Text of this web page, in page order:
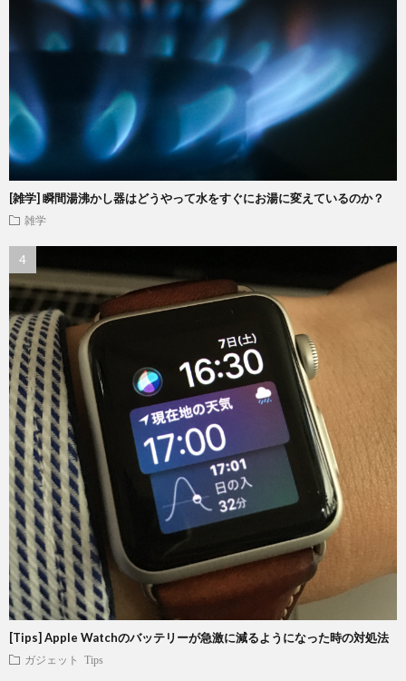
[雑学] 瞬間湯沸かし器はどうやって水をすぐにお湯に変えているのか？
雑学
[Tips] Apple Watchのバッテリーが急激に減るようになった時の対処法
ガジェット Tips